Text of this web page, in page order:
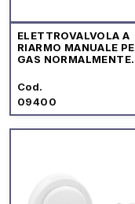
ELETTROVALVOLA A
RIARMO MANUALE
GAS NORMALMENTE
Cod.
09400